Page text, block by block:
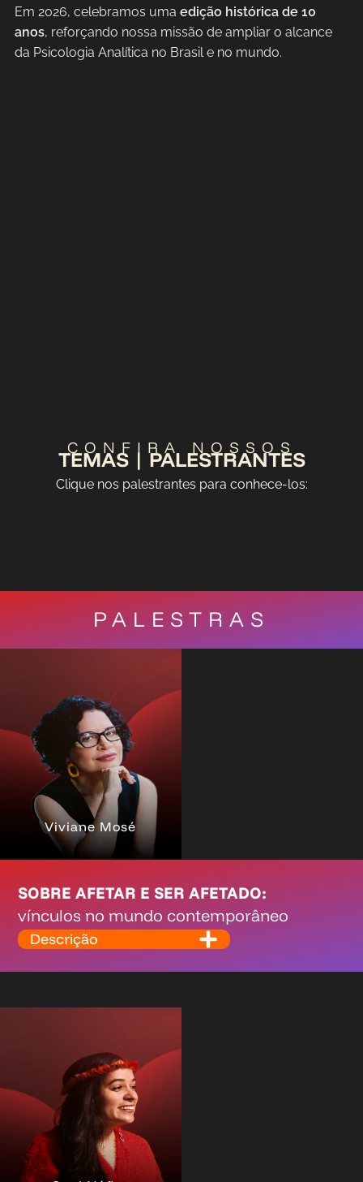
Em 2026, celebramos uma edição histórica de 10
anos, reforçando nossa missão de ampliar o alcance
da Psicologia Analítica no Brasil e no mundo.
CONFIRA NOSSOS
TEMAS | PALESTRANTES
Clique nos palestrantes para conhece-los:
PALESTRAS
Viviane Mosé
SOBRE AFETAR E SER AFETADO:
vínculos no mundo contemporâneo
Descrição